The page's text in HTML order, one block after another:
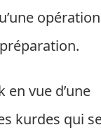
opération
en vue d’une
kurdes qui